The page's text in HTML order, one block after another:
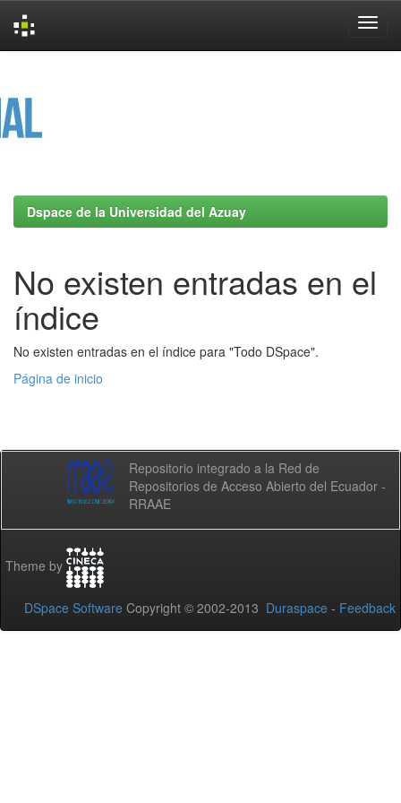
Dspace de la Universidad del Azuay
No existen entradas en el
índice
No existen entradas en el índice para "Todo DSpace".
Página de inicio
Repositorio integrado a la Red de
Repositorios de Acceso Abierto del Ecuador -
RRAAE
Theme by
DSpace Software Copyright © 2002-2013 Duraspace - Feedback